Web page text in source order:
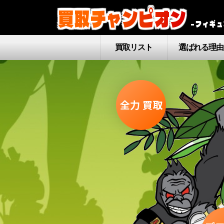
買取チャンピオン –フィギ
買取リスト 選ばれる理由
全力 買取